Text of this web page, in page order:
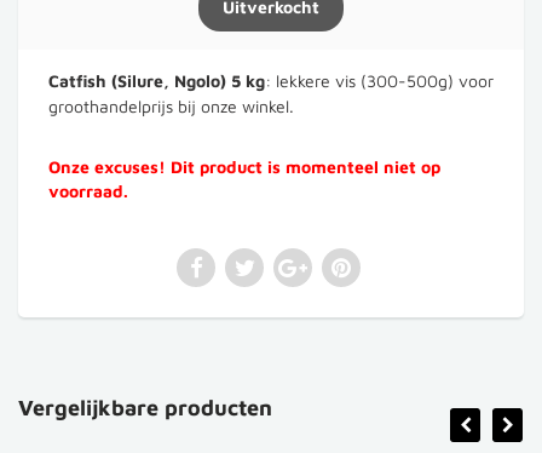
Catfish (Silure, Ngolo) 5 kg: lekkere vis (300-500g) voor
groothandelprijs bij onze winkel.
Onze excuses! Dit product is momenteel niet op
voorraad.
Vergelijkbare producten